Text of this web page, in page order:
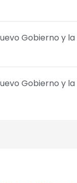
Gobierno y
Gobierno y